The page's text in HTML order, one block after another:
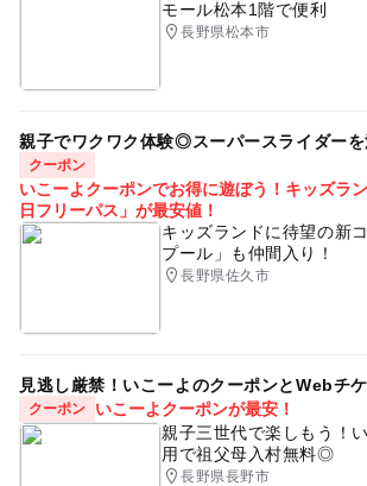
モール松本1階で便利
長野県松本市
親子でワクワク体験◎スーパースライダーを
クーポン
いこーよクーポンでお得に遊ぼう！キッズラ
日フリーパス」が最安値！
キッズランドに待望の新
プール」も仲間入り！
長野県佐久市
見逃し厳禁！いこーよのクーポンとWebチ
クーポン
いこーよクーポンが最安！
親子三世代で楽しもう！
用で祖父母入村無料◎
長野県長野市